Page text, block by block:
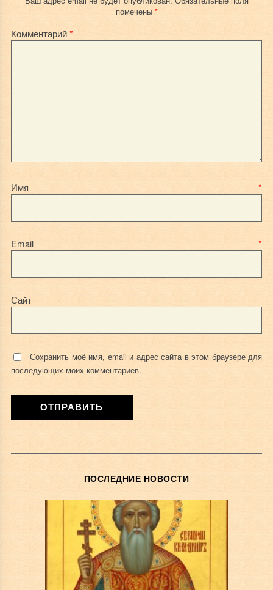
помечены *
Комментарий*
Имя*
Email*
Сайт
Сохранить моё имя, email и адрес сайта в этом браузере для
последующих моих комментариев.
ПОСЛЕДНИЕ НОВОСТИ